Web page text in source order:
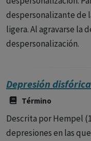
despersonalizante de
ligera. Al agravarse la
despersonalización.
Depresión disfórica
Término
Descrita por Hempel
depresiones en las